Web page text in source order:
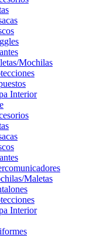
Mochilas
Interior
Maletas
Interior